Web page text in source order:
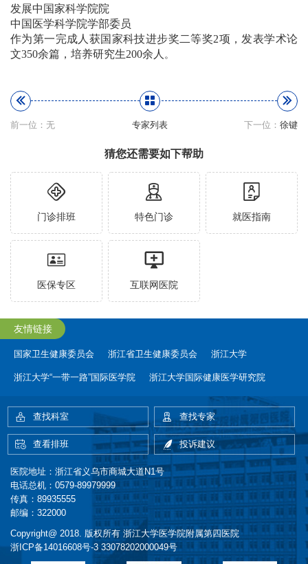
发展中国家科学院院
中国医学科学院学部委员
作为第一完成人获国家科技进步奖二等奖2项，发表学术论
文350余篇，培养研究生200余人 。
前一位：无 专家列表 下一位： 徐键
猜您还需要如下帮助
门诊排班 特色门诊 就医指南
医保专区 互联网医院
友情链接
国家卫生健康委员会 浙江省卫生健康委员会 浙江大学
浙江大学“一带一路”国际医学院 浙江大学国际健康医学研究院
查找科室 查找专家
查看排班 投诉建议
医院地址：浙江省义乌市商城大道N1号
电话总机：0579-89979999
传真：89935555
邮编：322000
Copyright@ 2018. 版权所有 浙江大学医学院附属第四医院
浙ICP备14016608号-3 33078202000049号